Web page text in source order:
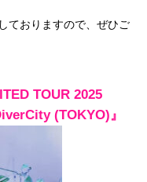
ておりますので、ぜひご
TOUR 2025
(TOKYO)』